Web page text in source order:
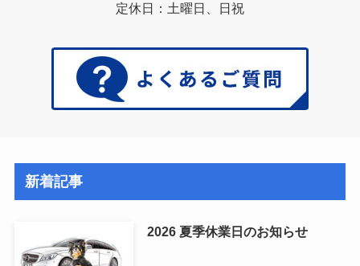
定休日：土曜日、日祝
新着記事
2026 夏季休業日のお知らせ